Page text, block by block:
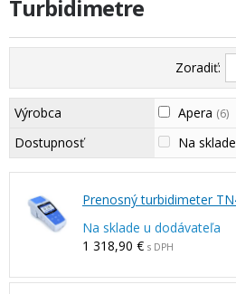
Turbidimetre
Zoradiť:
Výrobca Apera (6)
Dostupnosť Na sklade
Prenosný turbidimeter
Na sklade u dodávateľa
1 318,90 € s DPH